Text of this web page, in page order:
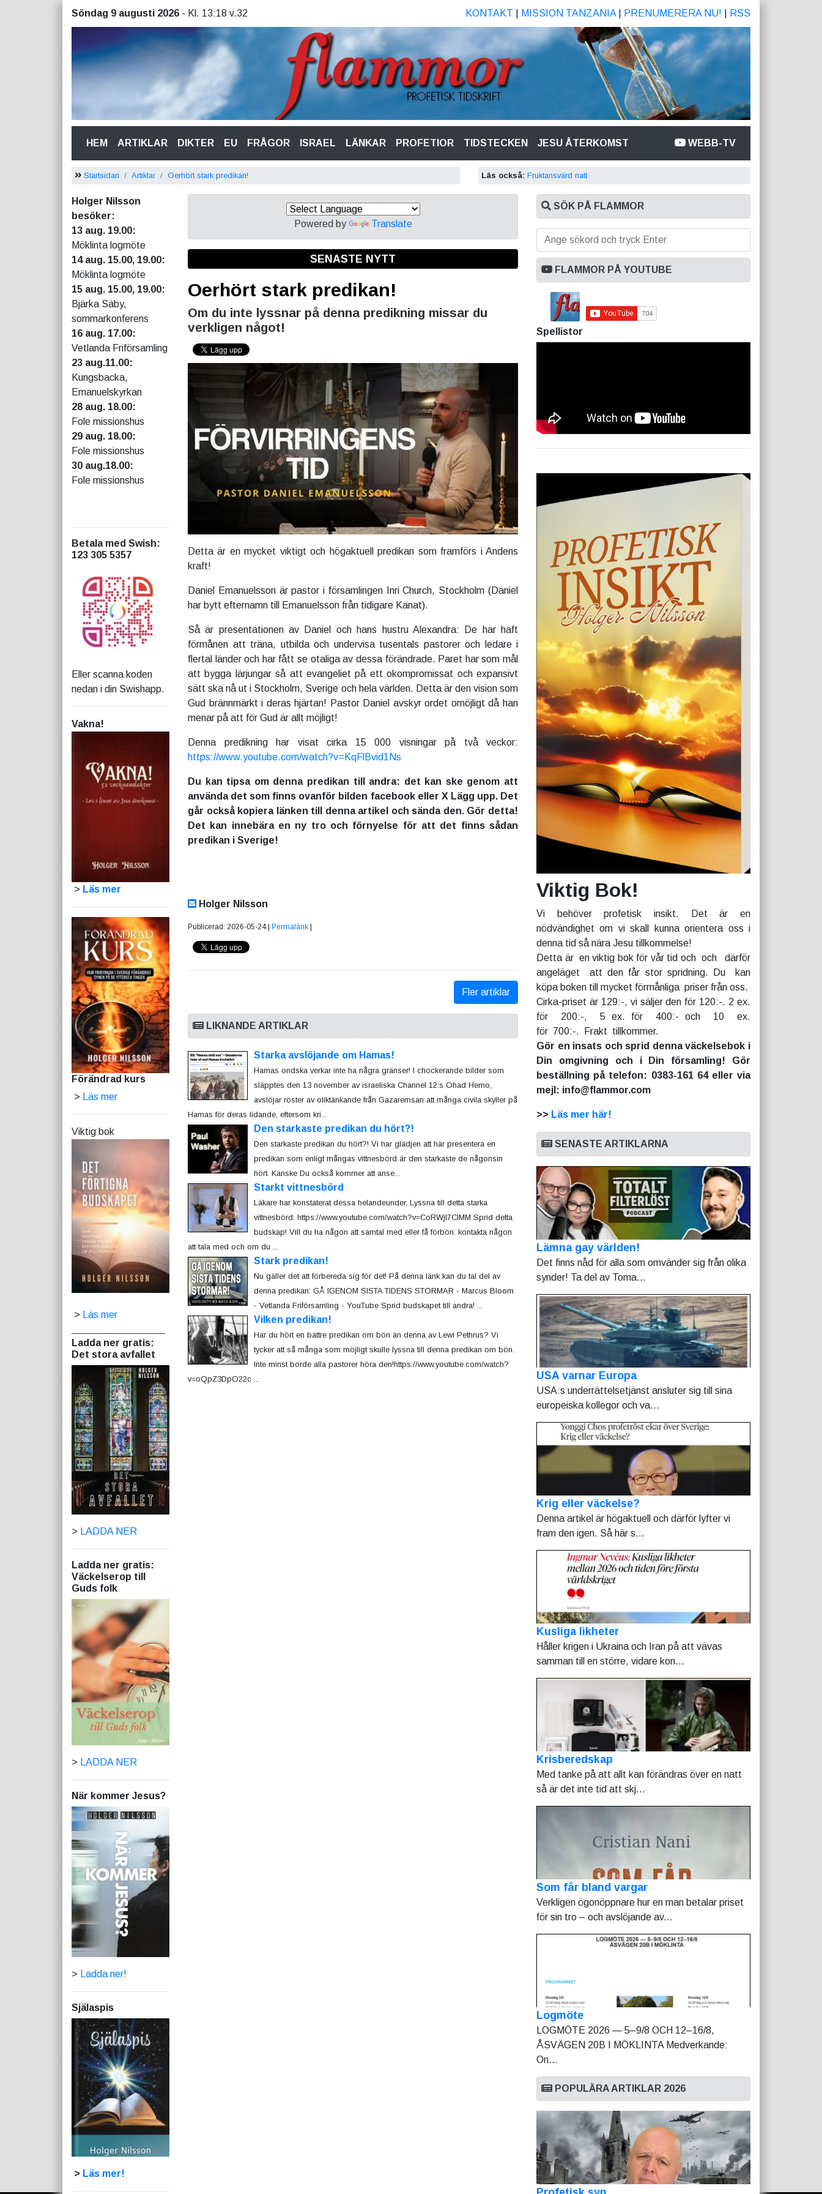
Söndag 9 augusti 2026 - Kl. 13:18 v.32 KONTAKT MISSION TANZANIA| PRENUMERERA NU! RSS
HEM(CURRENT)
ARTIKLAR DIKTER EU FRÅGOR ISRAEL LÄNKAR PROFETIOR TIDSTECKEN JESU ÅTERKOMST WEBB-TV
Startsidan Artiklar Oerhört stark predikan! Läs också: Fruktansvärd natt
Holger Nilsson
besöker:
13 aug. 19.00:
Möklinta logmöte
14 aug. 15.00, 19.00:
Möklinta logmöte
15 aug. 15.00, 19.00:
Bjärka Säby,
sommarkonferens
16 aug. 17.00:
Vetlanda Friförsamling
23 aug.11.00:
Kungsbacka,
Emanuelskyrkan
28 aug. 18.00:
Fole missionshus
29 aug. 18.00:
Fole missionshus
30 aug.18.00:
Fole missionshus
Betala med Swish:
123 305 5357
Eller scanna koden
nedan i din Swishapp.
Vakna!
> Läs mer
Förändrad kurs
> Läs mer
Viktig bok
> Läs mer
Ladda ner gratis:
Det stora avfallet
> LADDA NER
Ladda ner gratis:
Väckelserop till
Guds folk
> LADDA NER
När kommer Jesus?
> Ladda ner!
Själaspis
> Läs mer!
Powered by Translate
SENASTE NYTT
Oerhört stark predikan!
Om du inte lyssnar på denna predikning missar du
verkligen något!
Detta är en mycket viktigt och högaktuell predikan som framförs i Andens
kraft!
Daniel Emanuelsson är pastor i församlingen Inri Church, Stockholm (Daniel
har bytt efternamn till Emanuelsson från tidigare Kanat).
Så är presentationen av Daniel och hans hustru Alexandra: De har haft
förmånen att träna, utbilda och undervisa tusentals pastorer och ledare i
flertal länder och har fått se otaliga av dessa förändrade. Paret har som mål
att bygga lärjungar så att evangeliet på ett okompromissat och expansivt
sätt ska nå ut i Stockholm, Sverige och hela världen. Detta är den vision som
Gud brännmärkt i deras hjärtan! Pastor Daniel avskyr ordet omöjligt då han
menar på att för Gud är allt möjligt!
Denna predikning har visat cirka 15 000 visningar på två veckor:
https://www.youtube.com/watch?v=KqFlBvid1Ns
Du kan tipsa om denna predikan till andra: det kan ske genom att
använda det som finns ovanför bilden facebook eller X Lägg upp. Det
går också kopiera länken till denna artikel och sända den. Gör detta!
Det kan innebära en ny tro och förnyelse för att det finns sådan
predikan i Sverige!
Holger Nilsson
Publicerad: 2026-05-24 | Permalänk
Fler artiklar
LIKNANDE ARTIKLAR
Starka avslöjande om Hamas!
Hamas ondska verkar inte ha några gränser! I chockerande bilder som
släpptes den 13 november av israeliska Channel 12:s Ohad Hemo,
avslöjar röster av oliktänkande från Gazaremsan att många civila skyller på
Hamas för deras lidande, eftersom kri...
Den starkaste predikan du hört?!
Den starkaste predikan du hört?! Vi har glädjen att här presentera en
predikan som enligt mångas vittnesbörd är den starkaste de någonsin
hört. Kanske Du också kommer att anse...
Starkt vittnesbörd
Läkare har konstaterat dessa helandeunder. Lyssna till detta starka
vittnesbörd: https://www.youtube.com/watch?v=CoRWjl7CIMM Sprid detta
budskap! Vill du ha någon att samtal med eller få förbön: kontakta någon
att tala med och om du ...
Stark predikan!
Nu gäller det att förbereda sig för det! På denna länk kan du tal del av
denna predikan: GÅ IGENOM SISTA TIDENS STORMAR - Marcus Bloom
- Vetlanda Friförsamling - YouTube Sprid budskapet till andra! ...
Vilken predikan!
Har du hört en bättre predikan om bön än denna av Lewi Pethrus? Vi
tycker att så många som möjligt skulle lyssna till denna predikan om bön.
Inte minst borde alla pastorer höra den!https://www.youtube.com/watch?
v=oQpZ3DpO22c ...
SÖK PÅ FLAMMOR
FLAMMOR PÅ YOUTUBE
Spellistor
Viktig Bok!
Vi behöver profetisk insikt. Det är en
nödvändighet om vi skall kunna orientera oss i
denna tid så nära Jesu tillkommelse!
Detta är en viktig bok för vår tid och och därför
angeläget att den får stor spridning. Du kan
köpa boken till mycket förmånliga priser från oss.
Cirka-priset är 129:-, vi säljer den för 120:-. 2 ex.
för 200:-, 5 ex. för 400:- och 10 ex.
för 700:-. Frakt tillkommer.
Gör en insats och sprid denna väckelsebok i
Din omgivning och i Din församling! Gör
beställning på telefon: 0383-161 64 eller via
mejl: info@flammor.com
>> Läs mer här!
SENASTE ARTIKLARNA
Lämna gay världen!
Det finns nåd för alla som omvänder sig från olika
synder! Ta del av Toma...
USA varnar Europa
USA:s underrättelsetjänst ansluter sig till sina
europeiska kollegor och va...
Krig eller väckelse?
Denna artikel är högaktuell och därför lyfter vi
fram den igen. Så här s...
Kusliga likheter
Håller krigen i Ukraina och Iran på att vävas
samman till en större, vidare kon...
Krisberedskap
Med tanke på att allt kan förändras över en natt
så är det inte tid att skj...
Som får bland vargar
Verkligen ögonöppnare hur en man betalar priset
för sin tro – och avslöjande av...
Logmöte
LOGMÖTE 2026 — 5–9/8 OCH 12–16/8,
ÅSVÄGEN 20B I MÖKLINTA Medverkande:
On...
POPULÄRA ARTIKLAR 2026